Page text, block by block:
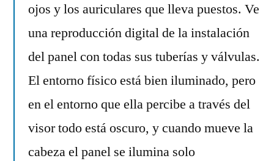
ojos y los auriculares que lleva puestos. Ve
una reproducción digital de la instalación
del panel con todas sus tuberías y válvulas.
El entorno físico está bien iluminado, pero
en el entorno que ella percibe a través del
visor todo está oscuro, y cuando mueve la
cabeza el panel se ilumina solo